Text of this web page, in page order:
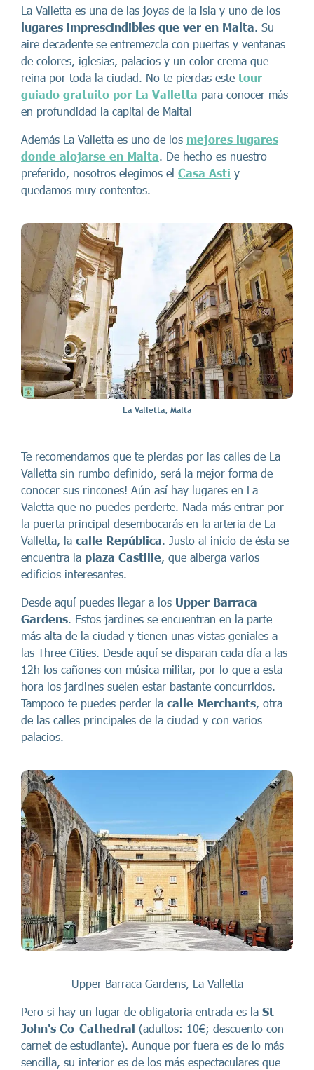
La Valletta es una de las joyas de la isla y uno de los
lugares imprescindibles que ver en Malta. Su
aire decadente se entremezcla con puertas y ventanas
de colores, iglesias, palacios y un color crema que
reina por toda la ciudad. No te pierdas este tour
guiado gratuito por La Valletta para conocer más
en profundidad la capital de Malta!
Además La Valletta es uno de los mejores lugares
donde alojarse en Malta. De hecho es nuestro
preferido, nosotros elegimos el Casa Asti y
quedamos muy contentos.
La Valletta, Malta
Te recomendamos que te pierdas por las calles de La
Valletta sin rumbo definido, será la mejor forma de
conocer sus rincones! Aún así hay lugares en La
Valetta que no puedes perderte. Nada más entrar por
la puerta principal desembocarás en la arteria de La
Valletta, la calle República. Justo al inicio de ésta se
encuentra la plaza Castille, que alberga varios
edificios interesantes.
Desde aquí puedes llegar a los Upper Barraca
Gardens. Estos jardines se encuentran en la parte
más alta de la ciudad y tienen unas vistas geniales a
las Three Cities. Desde aquí se disparan cada día a las
12h los cañones con música militar, por lo que a esta
hora los jardines suelen estar bastante concurridos.
Tampoco te puedes perder la calle Merchants, otra
de las calles principales de la ciudad y con varios
palacios.
Upper Barraca Gardens, La Valletta
Pero si hay un lugar de obligatoria entrada es la St
John's Co-Cathedral (adultos: 10€; descuento con
carnet de estudiante). Aunque por fuera es de lo más
sencilla, su interior es de los más espectaculares que